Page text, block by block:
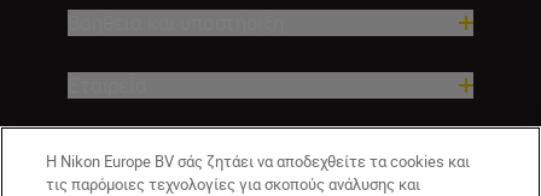
Η Nikon Europe BV σάς ζητάει να αποδεχθείτε τα cookies και
τις παρόμοιες τεχνολογίες για σκοπούς ανάλυσης και